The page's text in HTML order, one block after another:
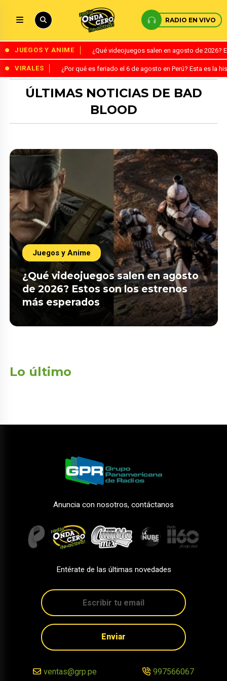
RADIO EN VIVO
JUEGOS Y ANIME ¿Qué videojuegos salen en agosto de
VIRALES ¿Por qué es feriado el 6 de agosto en Perú? Esta es la
ÚLTIMAS NOTICIAS DE BAD
BLOOD
Juegos y Anime
¿Qué videojuegos salen en agosto
de 2026? Estos son los estrenos
más esperados
Lo último
Anuncia con nosotros, contáctanos
Entérate de las últimas novedades
Enviar
ventas@grp.pe 997566067